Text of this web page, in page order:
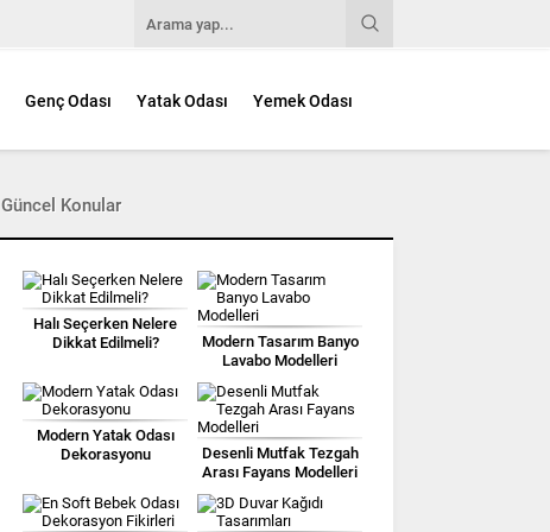
Genç Odası Yatak Odası Yemek Odası
Güncel Konular
Halı Seçerken Nelere
Dikkat Edilmeli?
Modern Tasarım Banyo
Lavabo Modelleri
Modern Yatak Odası
Dekorasyonu
Desenli Mutfak Tezgah
Arası Fayans Modelleri